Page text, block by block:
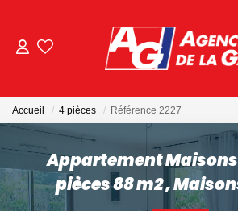
GESTION
Accueil 4 pièces Référence 2227
Appartement
pièces 88 m2,